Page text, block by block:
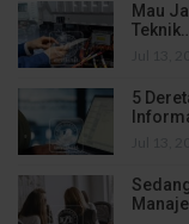
Mau
Teknik…
5